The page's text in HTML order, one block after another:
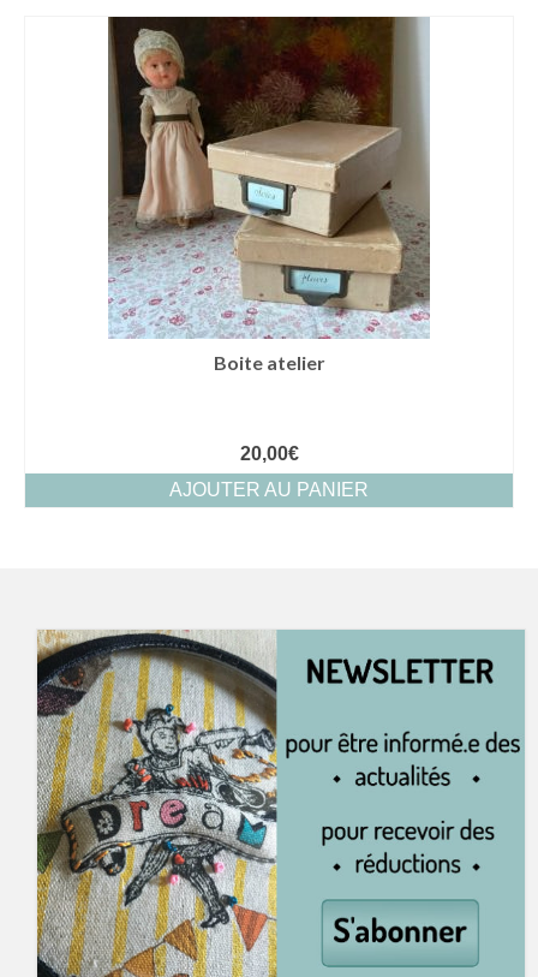
Boite atelier
20,00€
AJOUTER AU PANIER